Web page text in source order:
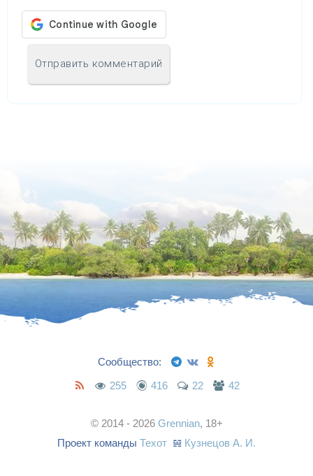
Сообщество:
255
416 22 42
© 2014 - 2026 Grennian, 18+
Проект команды Техот 𝌴 Кузнецов А. И.